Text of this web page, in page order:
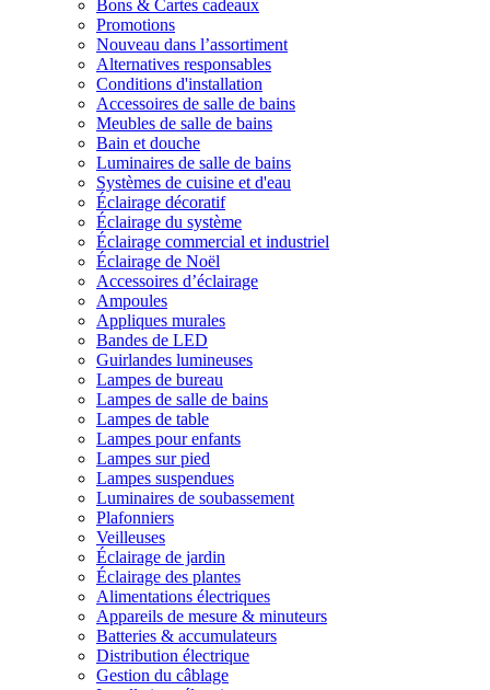
Bons & Cartes cadeaux
Promotions
Nouveau dans l’assortiment
Alternatives responsables
Conditions d'installation
Accessoires de salle de bains
Meubles de salle de bains
Bain et douche
Luminaires de salle de bains
Systèmes de cuisine et d'eau
Éclairage décoratif
Éclairage du système
Éclairage commercial et industriel
Éclairage de Noël
Accessoires d’éclairage
Ampoules
Appliques murales
Bandes de LED
Guirlandes lumineuses
Lampes de bureau
Lampes de salle de bains
Lampes de table
Lampes pour enfants
Lampes sur pied
Lampes suspendues
Luminaires de soubassement
Plafonniers
Veilleuses
Éclairage de jardin
Éclairage des plantes
Alimentations électriques
Appareils de mesure & minuteurs
Batteries & accumulateurs
Distribution électrique
Gestion du câblage